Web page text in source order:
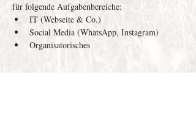
für folgende Aufgabenbereiche:
IT (Webseite & Co.)
Social Media (WhatsApp, Instagram)
Organisatorisches